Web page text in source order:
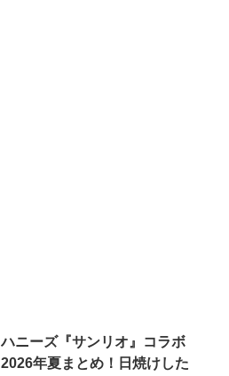
ハニーズ『サンリオ』コラボ
2026年夏まとめ！日焼けした